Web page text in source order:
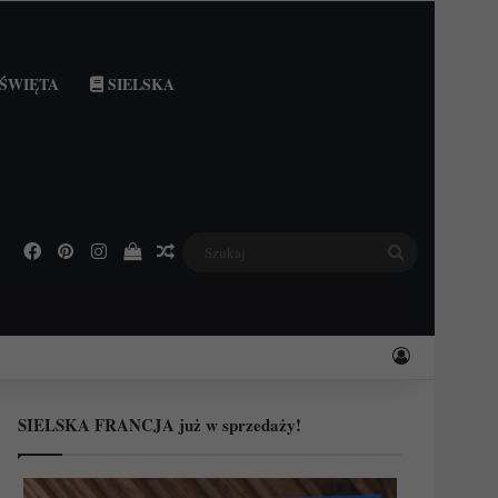
SIELSKA
Facebook
PinterestInstagramPodejrzyj swój koszyk
Losowy wpis
Zaloguj
SIELSKA FRANCJA już w sprzedaży!